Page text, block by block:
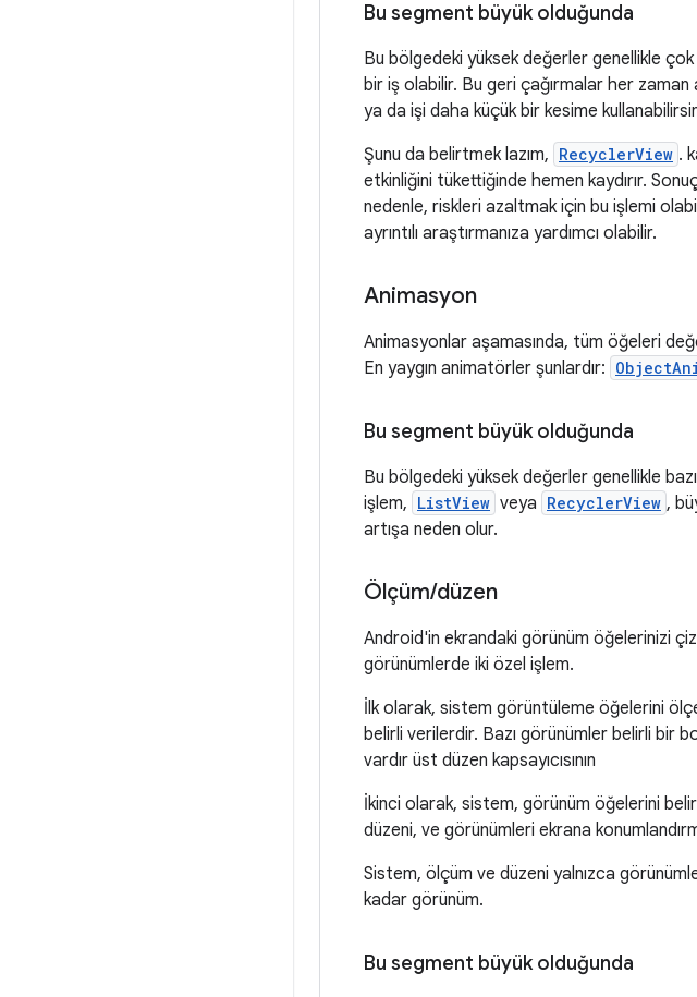
Bu segment büyük olduğunda
Bu bölgedeki yüksek değerler genellikle
bir iş olabilir. Bu geri çağırmalar her
ya da işi daha küçük bir kesime
Şunu da belirtmek lazım, RecyclerView .
etkinliğini tükettiğinde hemen kaydırır.
nedenle, riskleri azaltmak için bu işlemi
ayrıntılı araştırmanıza yardımcı olabilir.
Animasyon
Animasyonlar aşamasında, tüm öğeleri
En yaygın animatörler şunlardır:
Bu segment büyük olduğunda
Bu bölgedeki yüksek değerler genellikle
işlem, ListView veya RecyclerView ,
artışa neden olur.
Ölçüm/düzen
Android'in ekrandaki görünüm öğelerinizi
görünümlerde iki özel işlem.
İlk olarak, sistem görüntüleme öğelerini
belirli verilerdir. Bazı görünümler belirli bir
vardır üst düzen kapsayıcısının
İkinci olarak, sistem, görünüm öğelerini
düzeni, ve görünümleri ekrana
Sistem, ölçüm ve düzeni yalnızca
kadar görünüm.
Bu segment büyük olduğunda